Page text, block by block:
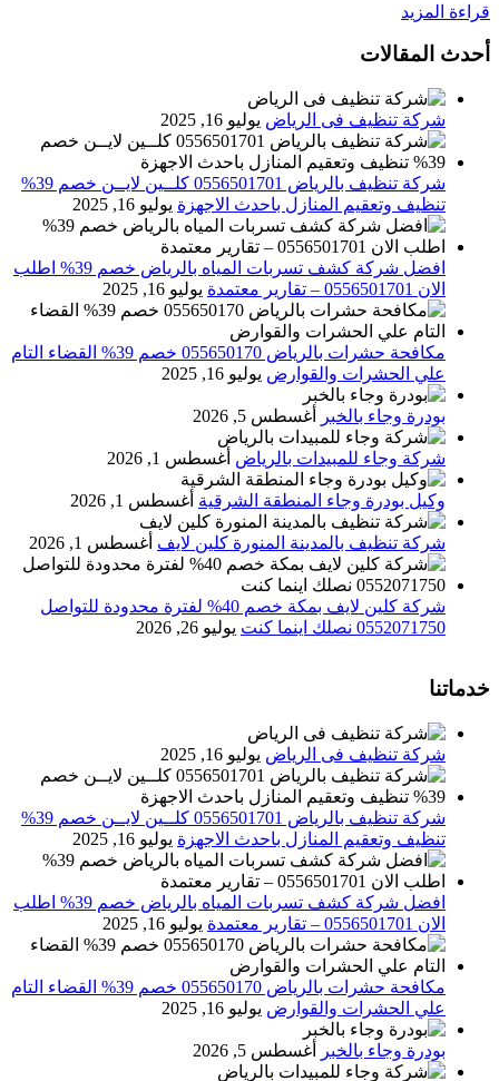
قراءة المزيد
أحدث المقالات
شركة تنظيف فى الرياض يوليو 16, 2025
شركة تنظيف بالرياض 0556501701 كلــين لايــن خصم 39%
تنظيف وتعقيم المنازل باحدث الاجهزة يوليو 16, 2025
افضل شركة كشف تسربات المياه بالرياض خصم 39% اطلب
الان 0556501701‬‏ – تقارير معتمدة
يوليو 16, 2025
مكافحة حشرات بالرياض 055650170 خصم 39% القضاء التام
علي الحشرات والقوارض يوليو 16, 2025
بودرة وجاء بالخبر أغسطس 5, 2026
شركة وجاء للمبيدات بالرياض أغسطس 1, 2026
وكيل بودرة وجاء المنطقة الشرقية أغسطس 1, 2026
شركة تنظيف بالمدينة المنورة كلين لايف أغسطس 1, 2026
شركة كلين لايف بمكة خصم 40% لفترة محدودة للتواصل
0552071750 نصلك اينما كنت
يوليو 26, 2026
خدماتنا
شركة تنظيف فى الرياض يوليو 16, 2025
شركة تنظيف بالرياض 0556501701 كلــين لايــن خصم 39%
تنظيف وتعقيم المنازل باحدث الاجهزة يوليو 16, 2025
افضل شركة كشف تسربات المياه بالرياض خصم 39% اطلب
الان 0556501701‬‏ – تقارير معتمدة
يوليو 16, 2025
مكافحة حشرات بالرياض 055650170 خصم 39% القضاء التام
علي الحشرات والقوارض يوليو 16, 2025
بودرة وجاء بالخبر أغسطس 5, 2026